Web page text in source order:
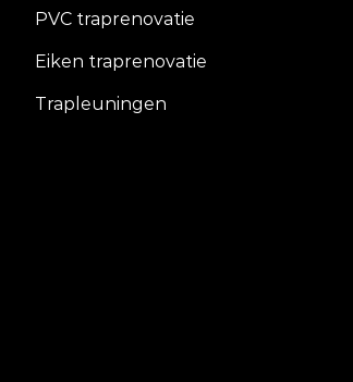
PVC traprenovatie
Eiken traprenovatie
Trapleuningen